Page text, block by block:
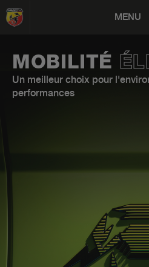
MENU
MOBILITÉ
Un meilleur choix pour
performances